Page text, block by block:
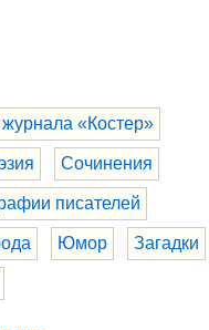
«Костер»
Сочинения
писателей
Юмор Загадки